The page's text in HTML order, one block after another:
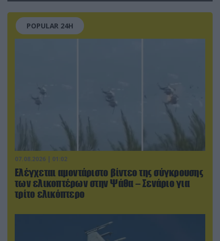
POPULAR 24H
07.08.2026 | 01:02
Ελέγχεται αμοντάριστο βίντεο της σύγκρουσης
των ελικοπτέρων στην Ψάθα – Σενάριο για
τρίτο ελικόπτερο